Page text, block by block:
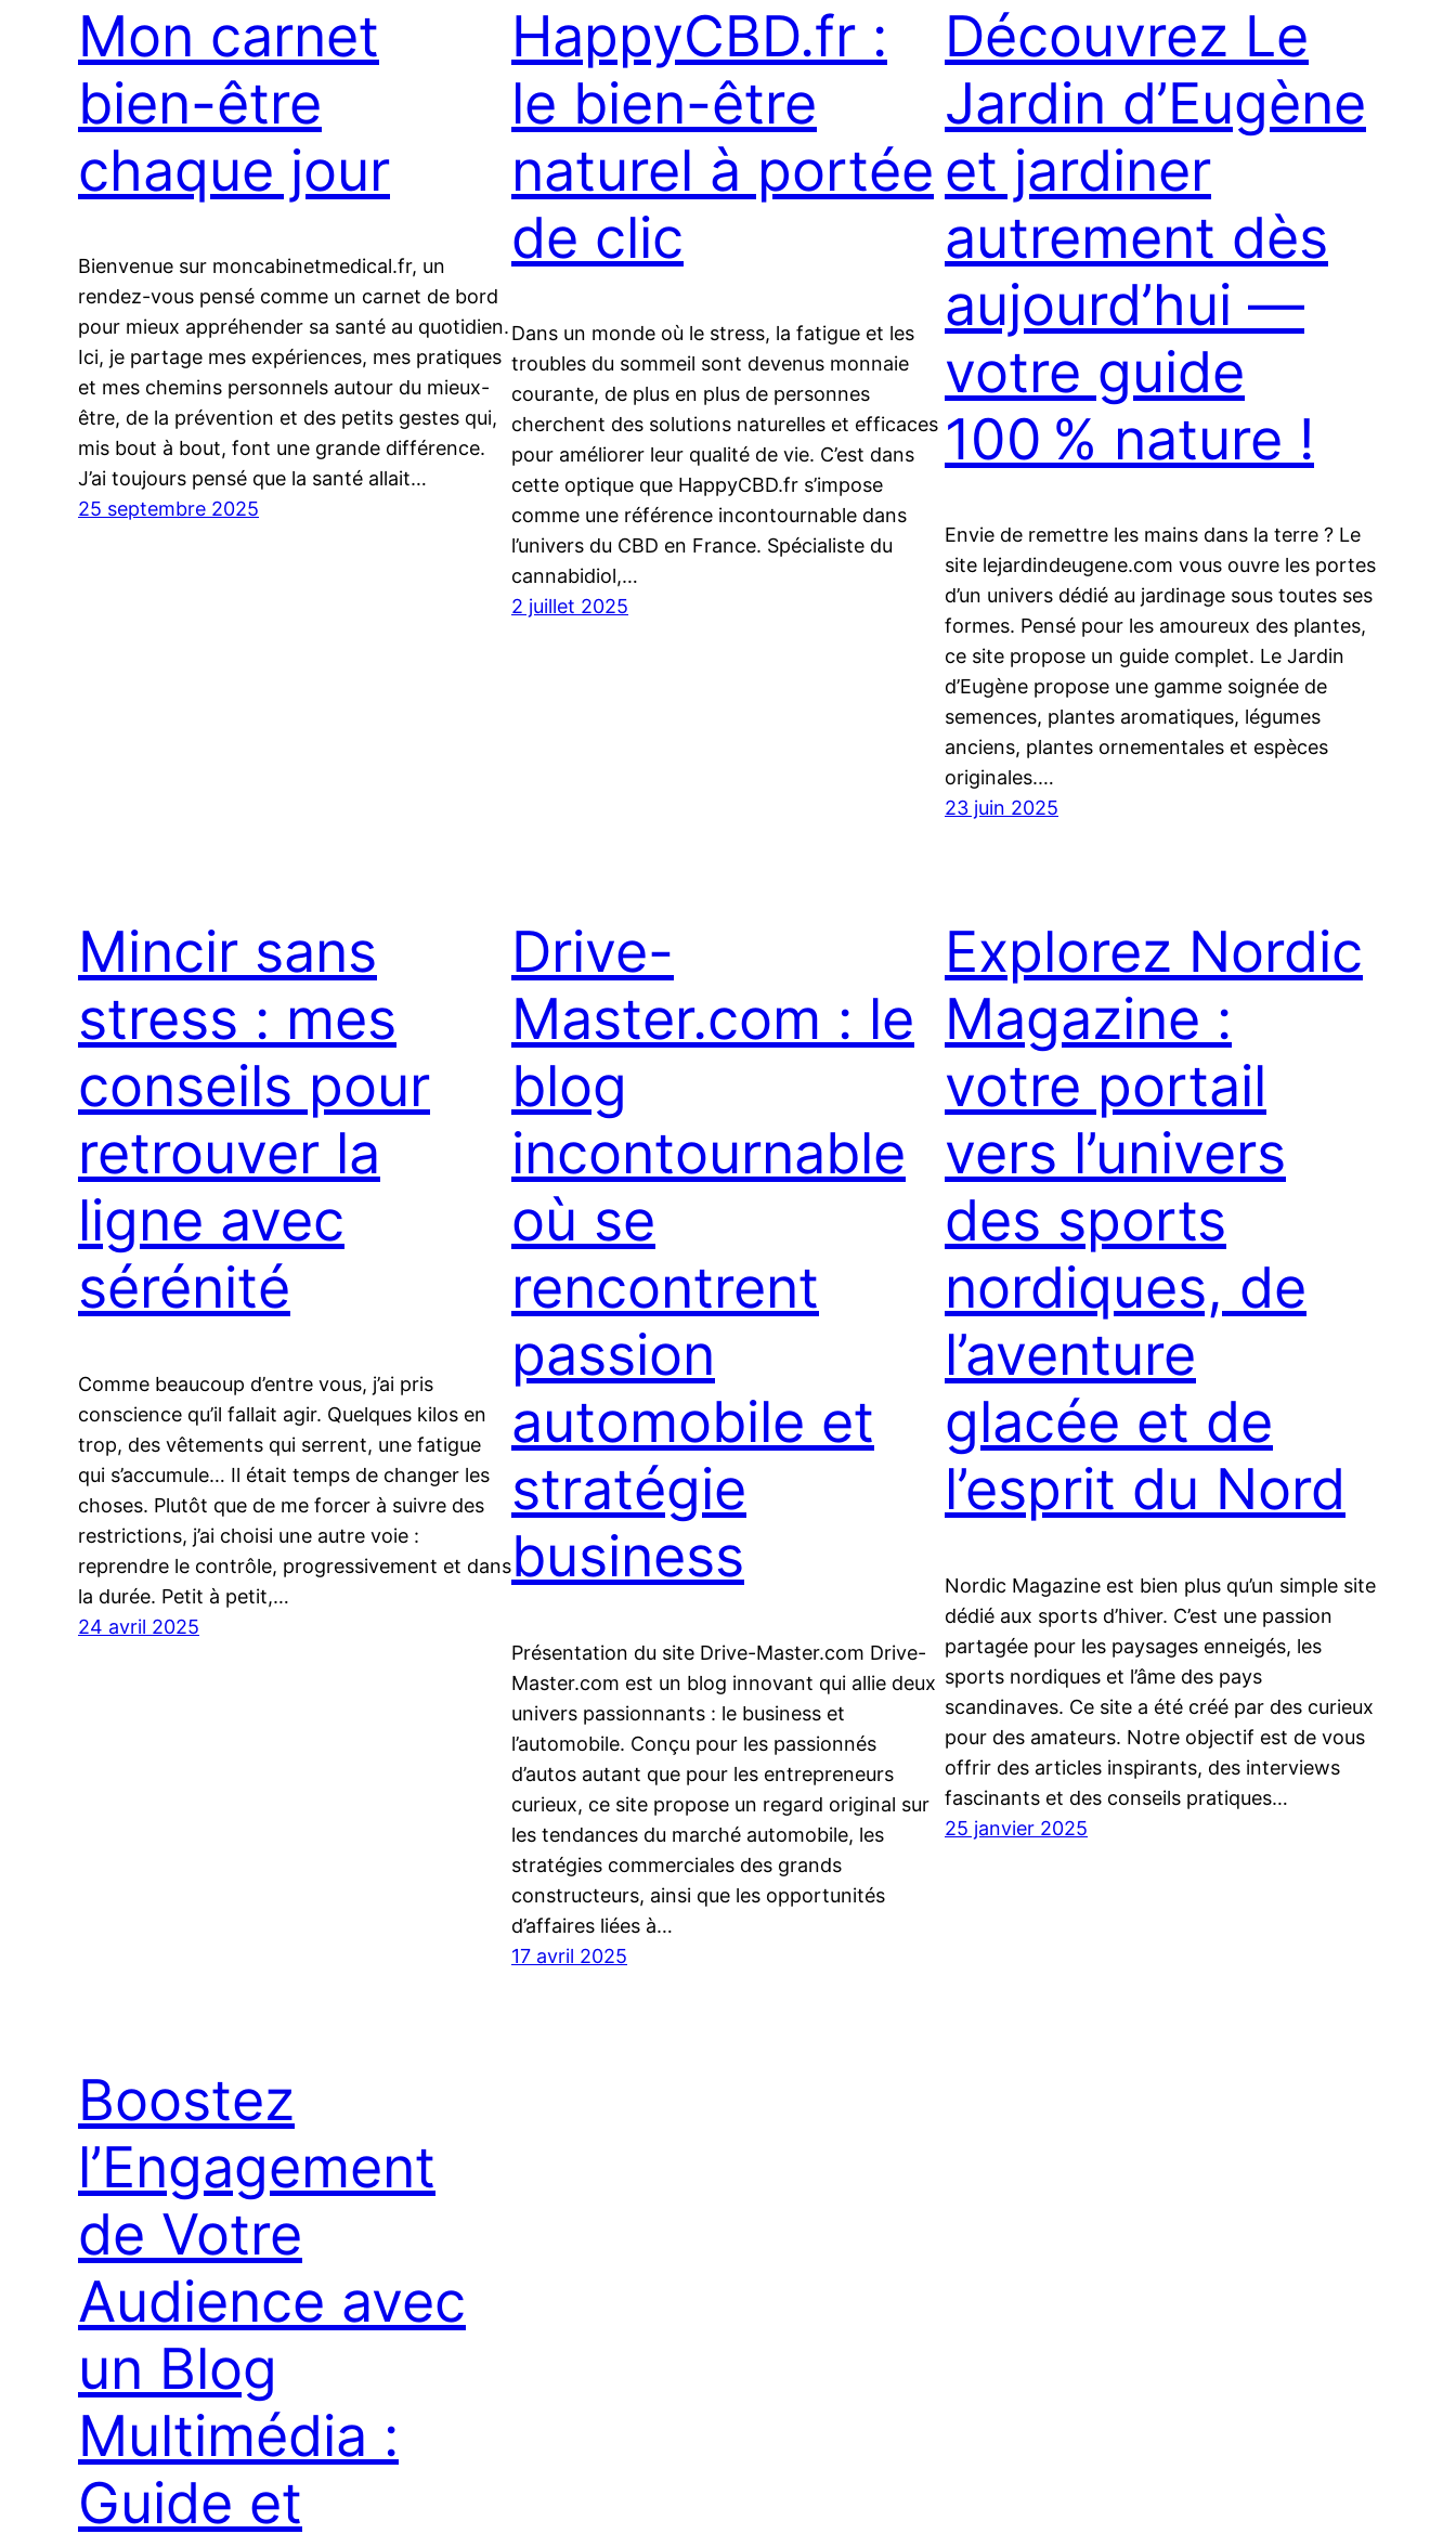
Mon carnet
bien-être
chaque jour
Bienvenue sur moncabinetmedical.fr, un
rendez-vous pensé comme un carnet de bord
pour mieux appréhender sa santé au quotidien.
Ici, je partage mes expériences, mes pratiques
et mes chemins personnels autour du mieux-
être, de la prévention et des petits gestes qui,
mis bout à bout, font une grande différence.
J’ai toujours pensé que la santé allait…
25 septembre 2025
HappyCBD.fr :
le bien-être
naturel à portée
de clic
Dans un monde où le stress, la fatigue et les
troubles du sommeil sont devenus monnaie
courante, de plus en plus de personnes
cherchent des solutions naturelles et efficaces
pour améliorer leur qualité de vie. C’est dans
cette optique que HappyCBD.fr s’impose
comme une référence incontournable dans
l’univers du CBD en France. Spécialiste du
cannabidiol,…
2 juillet 2025
Découvrez Le
Jardin d’Eugène
et jardiner
autrement dès
aujourd’hui —
votre guide
100 % nature !
Envie de remettre les mains dans la terre ? Le
site lejardindeugene.com vous ouvre les portes
d’un univers dédié au jardinage sous toutes ses
formes. Pensé pour les amoureux des plantes,
ce site propose un guide complet. Le Jardin
d’Eugène propose une gamme soignée de
semences, plantes aromatiques, légumes
anciens, plantes ornementales et espèces
originales.…
23 juin 2025
Mincir sans
stress : mes
conseils pour
retrouver la
ligne avec
sérénité
Comme beaucoup d’entre vous, j’ai pris
conscience qu’il fallait agir. Quelques kilos en
trop, des vêtements qui serrent, une fatigue
qui s’accumule… Il était temps de changer les
choses. Plutôt que de me forcer à suivre des
restrictions, j’ai choisi une autre voie :
reprendre le contrôle, progressivement et dans
la durée. Petit à petit,…
24 avril 2025
Drive-
Master.com : le
blog
incontournable
où se
rencontrent
passion
automobile et
stratégie
business
Présentation du site Drive-Master.com Drive-
Master.com est un blog innovant qui allie deux
univers passionnants : le business et
l’automobile. Conçu pour les passionnés
d’autos autant que pour les entrepreneurs
curieux, ce site propose un regard original sur
les tendances du marché automobile, les
stratégies commerciales des grands
constructeurs, ainsi que les opportunités
d’affaires liées à…
17 avril 2025
Explorez Nordic
Magazine :
votre portail
vers l’univers
des sports
nordiques, de
l’aventure
glacée et de
l’esprit du Nord
Nordic Magazine est bien plus qu’un simple site
dédié aux sports d’hiver. C’est une passion
partagée pour les paysages enneigés, les
sports nordiques et l’âme des pays
scandinaves. Ce site a été créé par des curieux
pour des amateurs. Notre objectif est de vous
offrir des articles inspirants, des interviews
fascinants et des conseils pratiques…
25 janvier 2025
Boostez
l’Engagement
de Votre
Audience avec
un Blog
Multimédia :
Guide et